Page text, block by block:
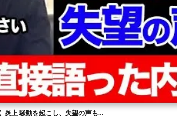
炎上 騒動を起こし、失望の声も…